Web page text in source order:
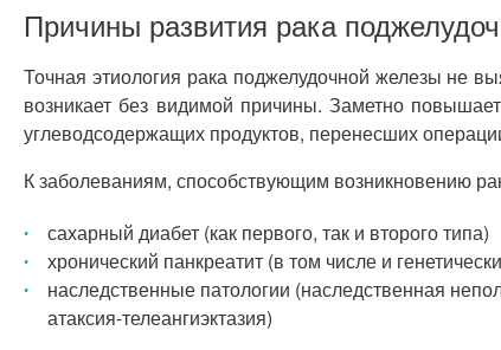
Причины развития рака
Точная этиология рака поджелудочной железы не
возникает без видимой причины. Заметно
углеводсодержащих продуктов, перенесших
К заболеваниям, способствующим возникновению
сахарный диабет (как первого, так и второго типа)
хронический панкреатит (в том числе и
наследственные патологии (наследственная
атаксия-телеангиэктазия)